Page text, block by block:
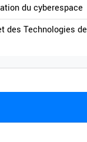
du cyberespace
des Technologies de